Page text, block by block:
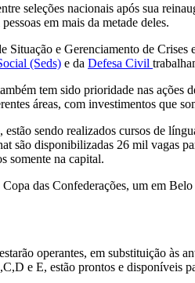
seleções nacionais após sua
em mais da metade deles.
e Gerenciamento de
(Seds) e da Defesa Civil
tem sido prioridade nas ações
áreas, com investimentos que
, estão sendo realizados cursos de
disponibilizadas 26 mil vagas
somente na capital.
das Confederações, um em
operantes, em substituição às
e E, estão prontos e